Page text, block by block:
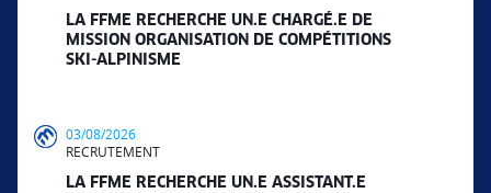
LA FFME RECHERCHE UN.E CHARGÉ.E DE
MISSION ORGANISATION DE COMPÉTITIONS
SKI-ALPINISME
03/08/2026
RECRUTEMENT
LA FFME RECHERCHE UN.E ASSISTANT.E